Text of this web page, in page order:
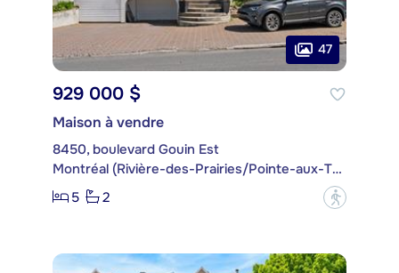
47
929 000 $
Maison à vendre
8450, boulevard Gouin Est
Montréal (Rivière-des-Prairies/Pointe-aux-Trembles)
5
2 ?